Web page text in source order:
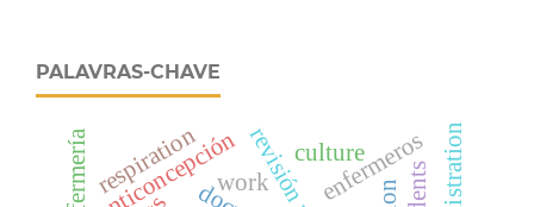
PALAVRAS-CHAVE
anticoncepción enfermeros
respiration
culture
work